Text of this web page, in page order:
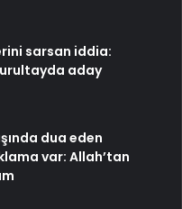
sarsan iddia:
aday
dua eden
var: Allah’tan